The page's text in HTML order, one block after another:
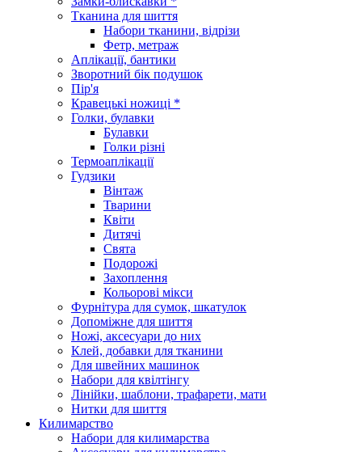
Тканина для шиття
Набори тканини, відрізи
Фетр, метраж
Аплікації, бантики
Зворотний бік подушок
Пір'я
Кравецькі ножиці *
Голки, булавки
Булавки
Голки різні
Термоаплікації
Гудзики
Вінтаж
Тварини
Квіти
Дитячі
Свята
Подорожі
Захоплення
Кольорові мікси
Фурнітура для сумок, шкатулок
Допоміжне для шиття
Ножі, аксесуари до них
Клей, добавки для тканини
Для швейних машинок
Набори для квілтінгу
Лінійки, шаблони, трафарети, мати
Нитки для шиття
Килимарство
Набори для килимарства